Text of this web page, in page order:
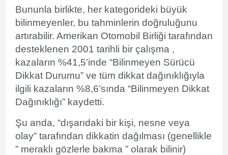
Bununla birlikte, her kategorideki büyük
bilinmeyenler, bu tahminlerin doğruluğunu
artırabilir. Amerikan Otomobil Birliği tarafından
desteklenen 2001 tarihli bir çalışma ,
kazaların %41,5’inde “Bilinmeyen Sürücü
Dikkat Durumu” ve tüm dikkat dağınıklığıyla
ilgili kazaların %8,6’sında “Bilinmeyen Dikkat
Dağınıklığı” kaydetti.
Şu anda, “dışarıdaki bir kişi, nesne veya
olay” tarafından dikkatin dağılması (genellikle
” meraklı gözlerle bakma ” olarak bilinir)